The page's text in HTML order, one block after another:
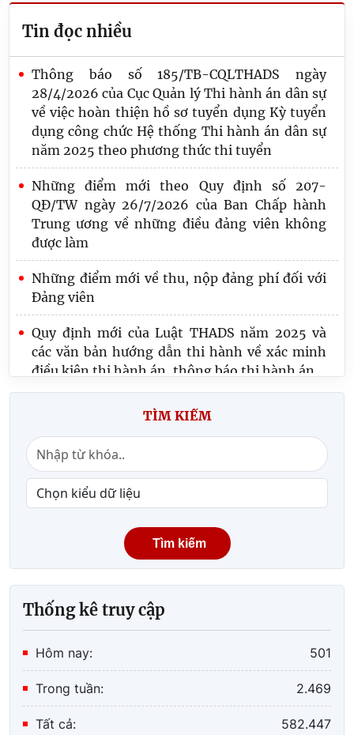
Tin đọc nhiều
Thông báo số 185/TB-CQLTHADS ngày
28/4/2026 của Cục Quản lý Thi hành án dân sự
về việc hoàn thiện hồ sơ tuyển dụng Kỳ tuyển
dụng công chức Hệ thống Thi hành án dân sự
năm 2025 theo phương thức thi tuyển
Những điểm mới theo Quy định số 207-
QĐ/TW ngày 26/7/2026 của Ban Chấp hành
Trung ương về những điều đảng viên không
được làm
Những điểm mới về thu, nộp đảng phí đối với
Đảng viên
Quy định mới của Luật THADS năm 2025 và
các văn bản hướng dẫn thi hành về xác minh
điều kiện thi hành án, thông báo thi hành án
Quy định số 20-QĐ/TW về thi hành Điều lệ
Đảng: Một số vấn đề cần lưu ý về phân cấp
trong tổ chức thực hiện
Lãnh đạo Cục Quản lý Thi hành án dân sự và
Trưởng, Phó Ban
TÌM KIẾM
Tìm kiếm
Thống kê truy cập
Hôm nay: 501
Trong tuần: 2.469
Tất cả: 582.447